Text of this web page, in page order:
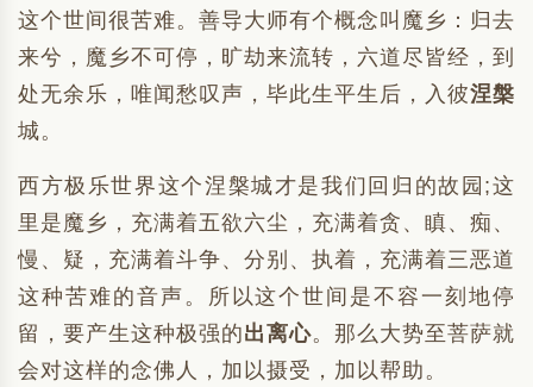
这个世间很苦难。善导大师有个概念叫魔乡：归去
来兮，魔乡不可停，旷劫来流转，六道尽皆经，到
处无余乐，唯闻愁叹声，毕此生平生后，入彼涅槃
城。
西方极乐世界这个涅槃城才是我们回归的故园;这
里是魔乡，充满着五欲六尘，充满着贪、瞋、痴、
慢、疑，充满着斗争、分别、执着，充满着三恶道
这种苦难的音声。所以这个世间是不容一刻地停
留，要产生这种极强的出离心。那么大势至菩萨就
会对这样的念佛人，加以摄受，加以帮助。